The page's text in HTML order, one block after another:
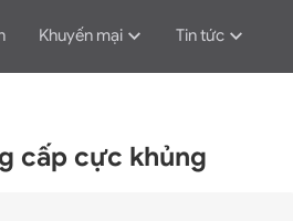
Khuyến mại Tin tức
cấp cực khủng